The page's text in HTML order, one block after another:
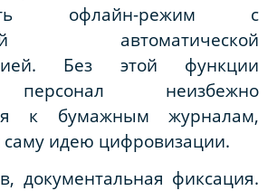
офлайн-режим с
автоматической
Без этой функции
неизбежно
к бумажным журналам,
саму идею цифровизации.
документальная фиксация.